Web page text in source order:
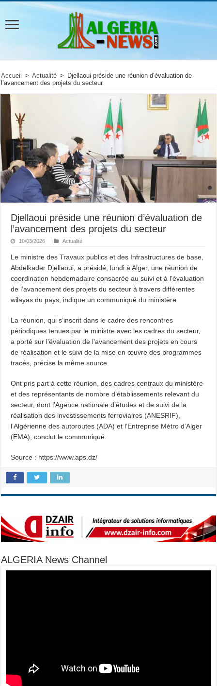
Accueil > Actualité >
Djellaoui préside une réunion d’évaluation de
l’avancement des projets du secteur
Djellaoui préside une réunion d’évaluation de
l’avancement des projets du secteur
10/03/2026 Actualité
Le ministre des Travaux publics et des Infrastructures de base,
Abdelkader Djellaoui, a présidé, lundi à Alger, une réunion de
coordination hebdomadaire consacrée au suivi et à l’évaluation
de l’avancement des projets du secteur à travers différentes
wilayas du pays, indique un communiqué du ministère.
La réunion, qui s’inscrit dans le cadre des rencontres
périodiques tenues par le ministre avec les cadres du secteur,
a porté sur l’évaluation de l’avancement des projets en cours
de réalisation et le suivi de la mise en œuvre des programmes
tracés, précise la même source.
Ont pris part à cette réunion, des cadres centraux du ministère
et des représentants de nombre d’établissements relevant du
secteur, dont l’Agence nationale d’études et de suivi de la
réalisation des investissements ferroviaires (ANESRIF),
l’Algérienne des autoroutes (ADA) et l’Entreprise Métro d’Alger
(EMA), conclut le communiqué.
Source : https://www.aps.dz/
ALGERIA News Channel